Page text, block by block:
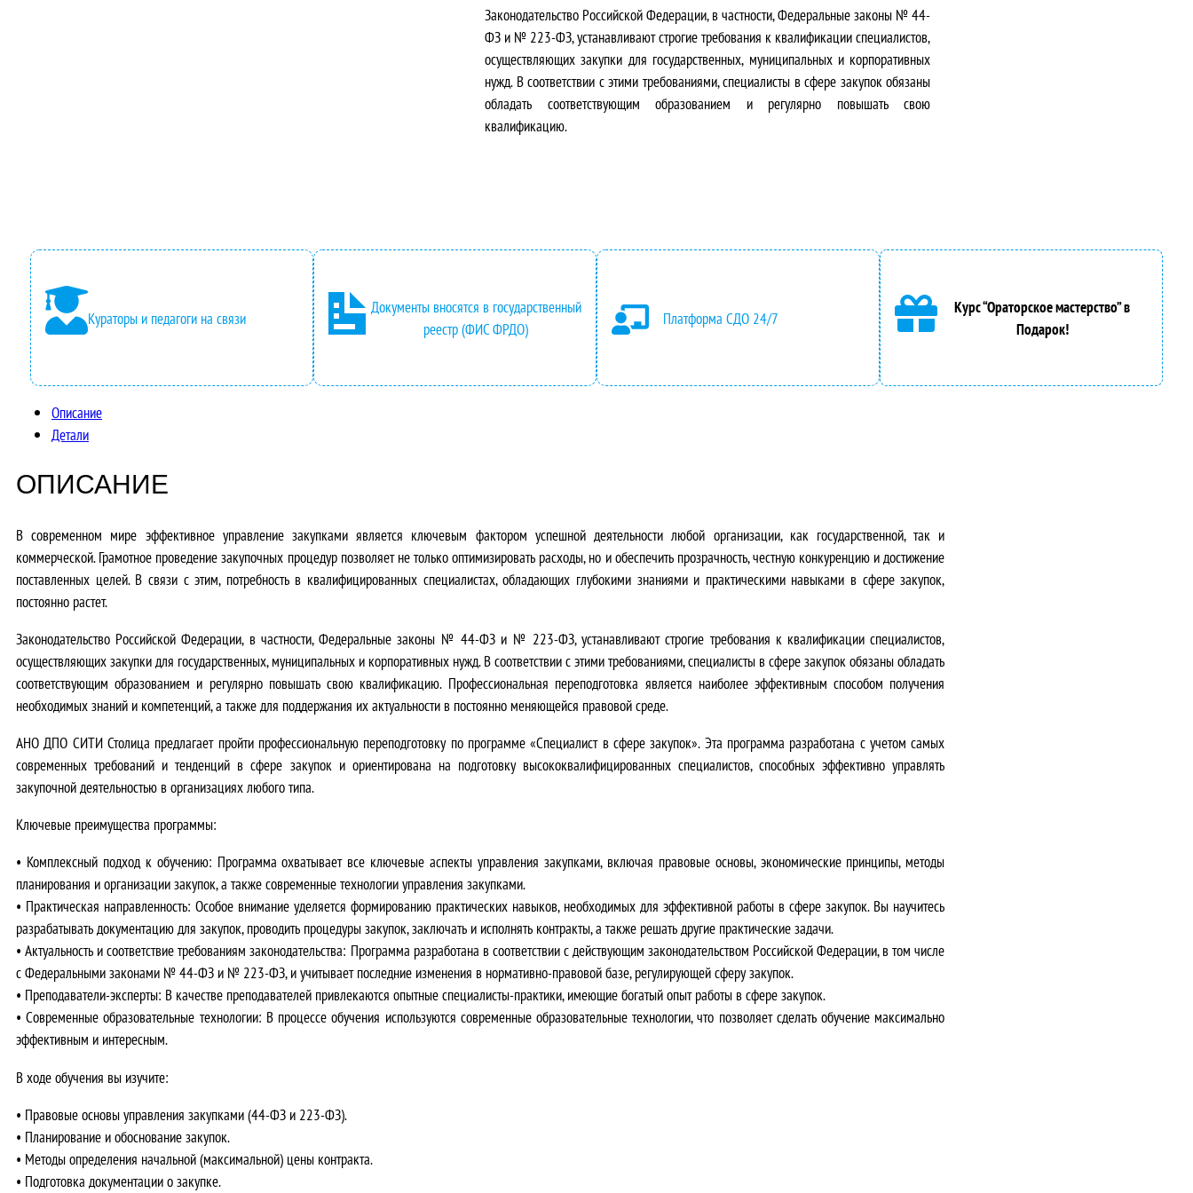
в
о
н
а
л
н
а
с
с
т
а
в
л
а
3
5
у
щ
а
н
,
0
₽
.
Законодательство Российской Федерации, в частности, Федеральные законы № 44-
ФЗ и № 223-ФЗ, устанавливают строгие требования к квалификации специалистов,
осуществляющих закупки для государственных, муниципальных и корпоративных
нужд. В соответствии с этими требованиями, специалисты в сфере закупок обязаны
обладать соответствующим образованием и регулярно повышать свою
квалификацию.
Кураторы и педагоги на связи
Документы вносятся в государственный
реестр (ФИС ФРДО)
Платформа СДО 24/7
Курс “Ораторское мастерство” в
Подарок!
Описание
Детали
ОПИСАНИЕ
В современном мире эффективное управление закупками является ключевым фактором успешной деятельности любой организации, как государственной, так и
коммерческой. Грамотное проведение закупочных процедур позволяет не только оптимизировать расходы, но и обеспечить прозрачность, честную конкуренцию и достижение
поставленных целей. В связи с этим, потребность в квалифицированных специалистах, обладающих глубокими знаниями и практическими навыками в сфере закупок,
постоянно растет.
Законодательство Российской Федерации, в частности, Федеральные законы № 44-ФЗ и № 223-ФЗ, устанавливают строгие требования к квалификации специалистов,
осуществляющих закупки для государственных, муниципальных и корпоративных нужд.В соответствии с этими требованиями, специалисты в сфере закупок обязаны обладать
соответствующим образованием и регулярно повышать свою квалификацию. Профессиональная переподготовка является наиболее эффективным способом получения
необходимых знаний и компетенций, а также для поддержания их актуальности в постоянно меняющейся правовой среде.
АНО ДПО СИТИ Столица предлагает пройти профессиональную переподготовку по программе «Специалист в сфере закупок». Эта программа разработана с учетом самых
современных требований и тенденций в сфере закупок и ориентирована на подготовку высококвалифицированных специалистов, способных эффективно управлять
закупочной деятельностью в организациях любого типа.
Ключевые преимущества программы:
• Комплексный подход к обучению: Программа охватывает все ключевые аспекты управления закупками, включая правовые основы, экономические принципы, методы
планирования и организации закупок, а также современные технологии управления закупками.
• Практическая направленность: Особое внимание уделяется формированию практических навыков, необходимых для эффективной работы в сфере закупок. Вы научитесь
разрабатывать документацию для закупок, проводить процедуры закупок, заключать и исполнять контракты, а также решать другие практические задачи.
•Актуальность и соответствие требованиям законодательства: Программа разработана в соответствии с действующим законодательством Российской Федерации, в том числе
с Федеральными законами № 44-ФЗ и № 223-ФЗ, и учитывает последние изменения в нормативно-правовой базе, регулирующей сферу закупок.
• Преподаватели-эксперты: В качестве преподавателей привлекаются опытные специалисты-практики, имеющие богатый опыт работы в сфере закупок.
•Современные образовательные технологии: В процессе обучения используются современные образовательные технологии, что позволяет сделать обучение максимально
эффективным и интересным.
В ходе обучения вы изучите:
• Правовые основы управления закупками (44-ФЗ и 223-ФЗ).
• Планирование и обоснование закупок.
• Методы определения начальной (максимальной) цены контракта.
• Подготовка документации о закупке.